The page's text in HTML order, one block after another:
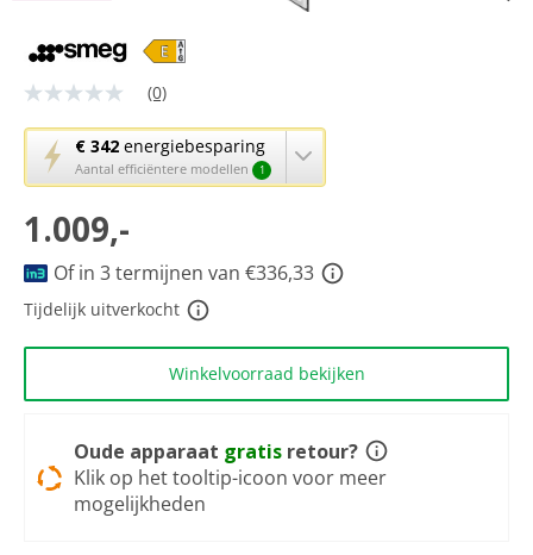
Geen
scorewaarde
Dezelfde
paginalink.
(0)
€ 342 energiebesparing
Aantal efficiëntere modellen 1
Met
deze
knop
opent
Youreko’s
tool
voor
energiebesparing.
1.009,-
Of in 3 termijnen van €336,33
Tijdelijk uitverkocht
Winkelvoorraad bekijken
Oude apparaat gratis retour?
Klik op het tooltip-icoon voor meer
mogelijkheden